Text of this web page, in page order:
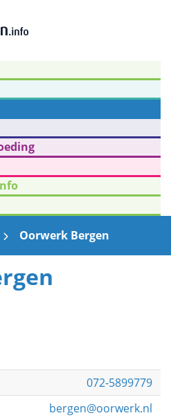
Oorwerk Bergen
072-5899779
bergen@oorwerk.nl